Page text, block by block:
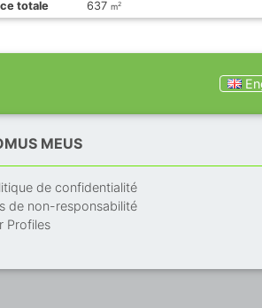
totale
637 m2
MEUS
de confidentialité
de non-responsabilité
Profiles